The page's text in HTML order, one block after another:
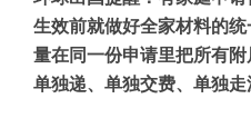
生效前就做好全家材料的
量在同一份申请里把所有
单独递、单独交费、单独走